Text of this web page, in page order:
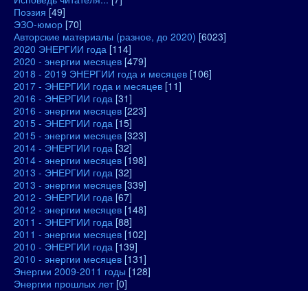
Поэзия [49]
ЭЗО-юмор [70]
Авторские материалы (разное, до 2020) [6023]
2020 ЭНЕРГИИ года [114]
2020 - энергии месяцев [479]
2018 - 2019 ЭНЕРГИИ года и месяцев [106]
2017 - ЭНЕРГИИ года и месяцев [11]
2016 - ЭНЕРГИИ года [31]
2016 - энергии месяцев [223]
2015 - ЭНЕРГИИ года [15]
2015 - энергии месяцев [323]
2014 - ЭНЕРГИИ года [32]
2014 - энергии месяцев [198]
2013 - ЭНЕРГИИ года [32]
2013 - энергии месяцев [339]
2012 - ЭНЕРГИИ года [67]
2012 - энергии месяцев [148]
2011 - ЭНЕРГИИ года [88]
2011 - энергии месяцев [102]
2010 - ЭНЕРГИИ года [139]
2010 - энергии месяцев [131]
Энергии 2009-2011 годы [128]
Энергии прошлых лет [0]